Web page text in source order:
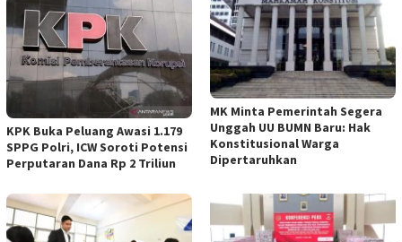
KPK Buka Peluang Awasi 1.179
SPPG Polri, ICW Soroti Potensi
Perputaran Dana Rp 2 Triliun
MK Minta Pemerintah Segera
Unggah UU BUMN Baru: Hak
Konstitusional Warga
Dipertaruhkan